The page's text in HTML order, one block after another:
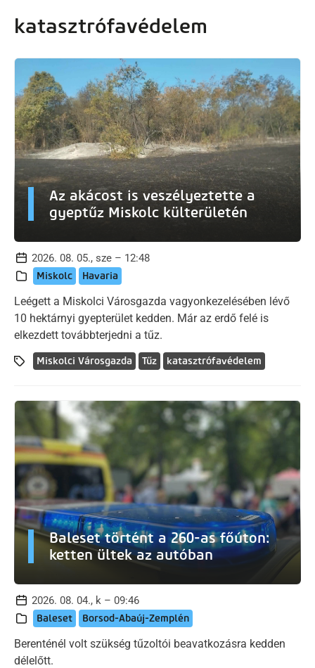
katasztrófavédelem
Az akácost is veszélyeztette a
gyeptűz Miskolc külterületén
2026. 08. 05., sze – 12:48
Miskolc Havaria
Leégett a Miskolci Városgazda vagyonkezelésében lévő
10 hektárnyi gyepterület kedden. Már az erdő felé is
elkezdett továbbterjedni a tűz.
Miskolci Városgazda Tűz katasztrófavédelem
Baleset történt a 260-as főúton:
ketten ültek az autóban
2026. 08. 04., k – 09:46
Baleset Borsod-Abaúj-Zemplén
Berenténél volt szükség tűzoltói beavatkozásra kedden
délelőtt.